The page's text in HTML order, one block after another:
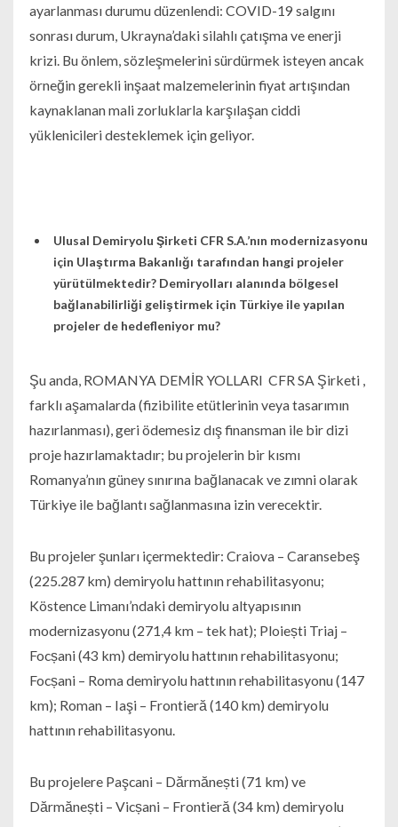
ayarlanması durumu düzenlendi: COVID-19 salgını
sonrası durum, Ukrayna’daki silahlı çatışma ve enerji
krizi. Bu önlem, sözleşmelerini sürdürmek isteyen ancak
örneğin gerekli inşaat malzemelerinin fiyat artışından
kaynaklanan mali zorluklarla karşılaşan ciddi
yüklenicileri desteklemek için geliyor.
Ulusal Demiryolu Şirketi CFR S.A.’nın modernizasyonu
için Ulaştırma Bakanlığı tarafından hangi projeler
yürütülmektedir? Demiryolları alanında bölgesel
bağlanabilirliği geliştirmek için Türkiye ile yapılan
projeler de hedefleniyor mu?
Şu anda, ROMANYA DEMİR YOLLARI CFR SA Şirketi ,
farklı aşamalarda (fizibilite etütlerinin veya tasarımın
hazırlanması), geri ödemesiz dış finansman ile bir dizi
proje hazırlamaktadır; bu projelerin bir kısmı
Romanya’nın güney sınırına bağlanacak ve zımni olarak
Türkiye ile bağlantı sağlanmasına izin verecektir.
Bu projeler şunları içermektedir: Craiova – Caransebeş
(225.287 km) demiryolu hattının rehabilitasyonu;
Köstence Limanı’ndaki demiryolu altyapısının
modernizasyonu (271,4 km – tek hat); Ploiești Triaj –
Focșani (43 km) demiryolu hattının rehabilitasyonu;
Focșani – Roma demiryolu hattının rehabilitasyonu (147
km); Roman – Iaşi – Frontieră (140 km) demiryolu
hattının rehabilitasyonu.
Bu projelere Paşcani – Dărmănești (71 km) ve
Dărmănești – Vicșani – Frontieră (34 km) demiryolu